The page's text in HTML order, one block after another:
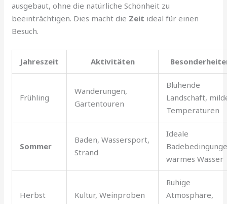
ausgebaut, ohne die natürliche Schönheit zu
beeinträchtigen. Dies macht die Zeit ideal für einen
Besuch.
Jahreszeit Aktivitäten
Frühling
Wanderungen,
Gartentouren
Blühende
Landschaft,
Temperaturen
Sommer
Baden, Wassersport,
Strand
Ideale
warmes Wasser
Herbst Kultur, Weinproben
Ruhige
Atmosphäre,